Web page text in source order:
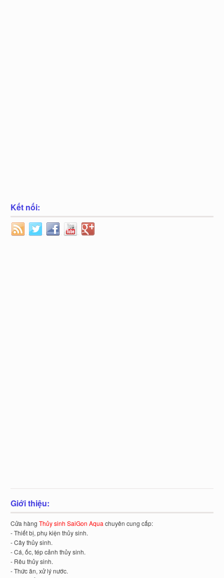
Kết nối:
Giới thiệu:
Cửa hàngThủy sinh SaiGon Aquachuyên cung cấp:
- Thiết bị, phụ kiện thủy sinh.
- Cây thủy sinh.
- Cá, ốc, tép cảnh thủy sinh.
- Rêu thủy sinh.
- Thức ăn, xử lý nước.